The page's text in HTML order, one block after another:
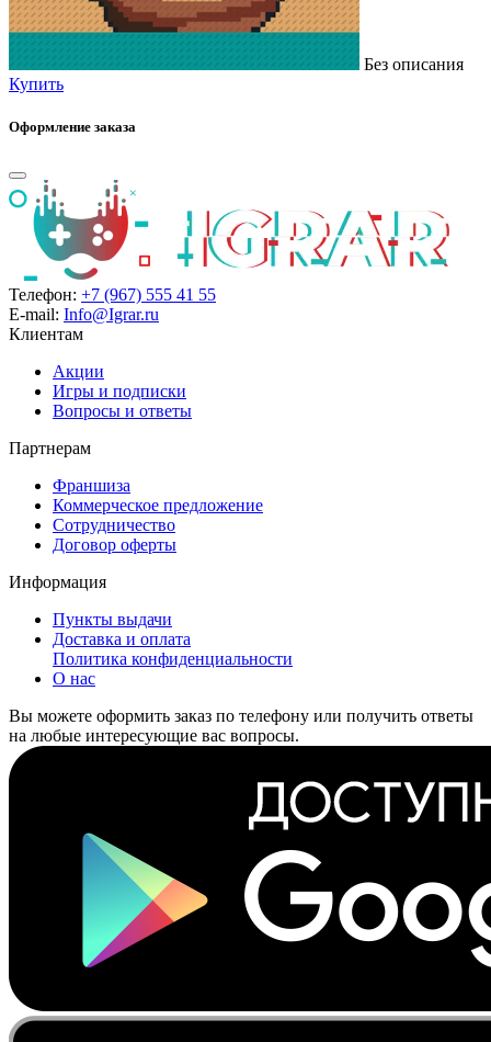
Без описания
Купить
Оформление заказа
Телефон: +7 (967) 555 41 55
E-mail: Info@Igrar.ru
Клиентам
Акции
Игры и подписки
Вопросы и ответы
Партнерам
Франшиза
Коммерческое предложение
Сотрудничество
Договор оферты
Информация
Пункты выдачи
Доставка и оплата
Политика конфиденциальности
О нас
Вы можете оформить заказ по телефону или получить ответы
на любые интересующие вас вопросы.